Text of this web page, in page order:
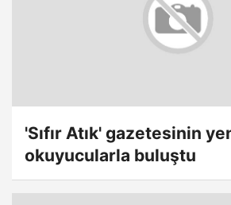
'Sıfır Atık' gazetesinin
okuyucularla buluştu